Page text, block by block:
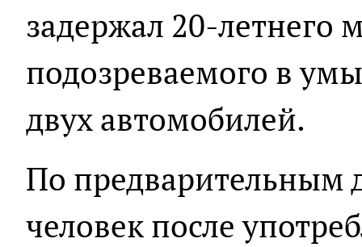
задержал 20-летнего
подозреваемого в
двух автомобилей.
По
человек после